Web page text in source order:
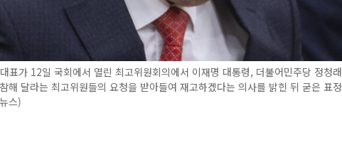
표가 12일 국회에서 열린 최고위원회의에서 이재명 대통령, 더불어민주당 정청래
해 달라는 최고위원들의 요청을 받아들여 재고하겠다는 의사를 밝힌 뒤 굳은 표정
스)